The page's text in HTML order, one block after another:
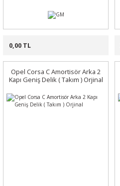
0,00 TL
Opel Corsa C Amortisör Arka 2
Kapı Geniş Delik ( Takım ) Orjinal